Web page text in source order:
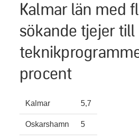
Kalmar län med
sökande tjejer till
procent
Kalmar 5,7
Oskarshamn 5